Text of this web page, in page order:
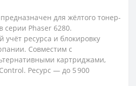
для жёлтого тонер-
серии Phaser 6280.
учёт ресурса и блокировку
Совместим с
картриджами,
Ресурс — до 5 900